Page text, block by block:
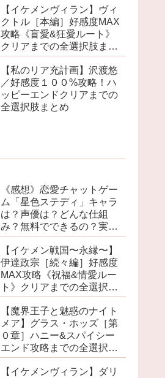
【イケメンヴィラン】ヴィ
クトル［本編］好感度MAX
攻略《盲愛&狂愛ルート》
クリアまでの全選択肢まと
め
【私のリア充計画】沢渡悠
／好感度１００%攻略！ハ
ッピーエンドクリアまでの
全選択肢まとめ
《感想》恋愛チャットゲー
ム「星色ステディ」キャラ
は？声優は？どんな仕組
み？無料でできるの？実際
にプレイしてみました！
【イケメン戦国〜永縁〜】
伊達政宗［続々編］好感度
MAX攻略《祝福&情愛ルー
ト》クリアまでの全選択肢
まとめ
【魔界王子と魅惑のナイト
メア】グラス・ホッズ［第
０章］ハニー&スパイシー
エンド攻略までの全選択肢
まとめ
【イケメンヴィラン】ダリ